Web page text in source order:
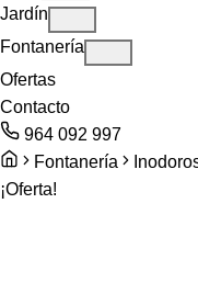
Jardín
Fontanería
Ofertas
Contacto
964 092 997
Fontanería
¡Oferta!